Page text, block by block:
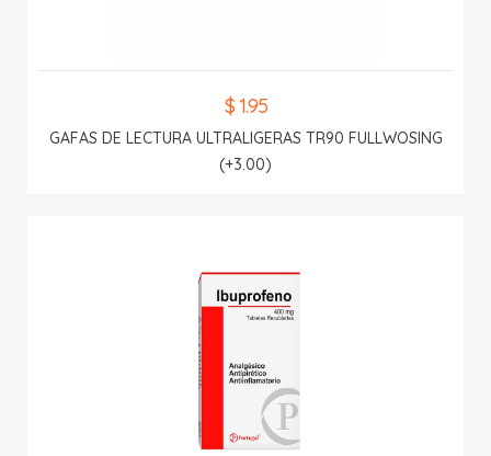
$ 1.95
GAFAS DE LECTURA ULTRALIGERAS TR90 FULLWOSING
(+3.00)